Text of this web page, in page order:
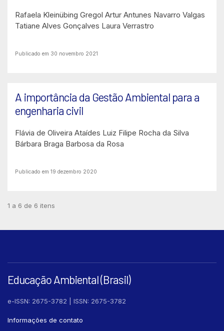
Rafaela Kleinübing Gregol Artur Antunes Navarro Valgas
Tatiane Alves Gonçalves Laura Verrastro
Publicado em 30 novembro 2021
A importância da Gestão Ambiental para a
engenharia civil
Flávia de Oliveira Ataídes Luiz Filipe Rocha da Silva
Bárbara Braga Barbosa da Rosa
Publicado em 19 dezembro 2020
1 a 6 de 6 itens
Educação Ambiental (Brasil)
e-ISSN: 2675-3782 | ISSN: 2675-3782
Informações de contato